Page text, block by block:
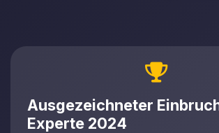
Ausgezeichneter
Experte 2024